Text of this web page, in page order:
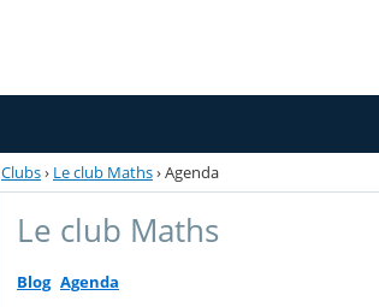
Clubs› Le club Maths›Agenda
Le club Maths
Blog Agenda